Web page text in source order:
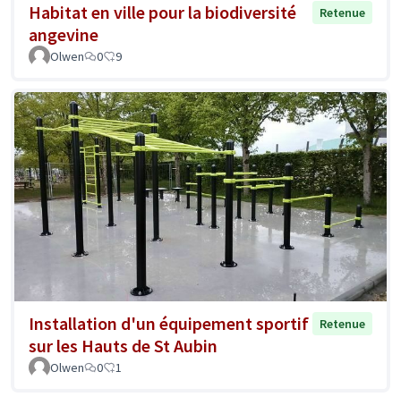
Habitat en ville pour la biodiversité
angevine
Retenue
Olwen 0 9
Installation d'un équipement sportif
sur les Hauts de St Aubin
Retenue
Olwen 0 1